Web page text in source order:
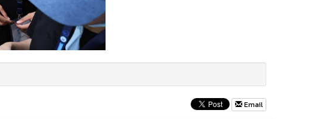
Email